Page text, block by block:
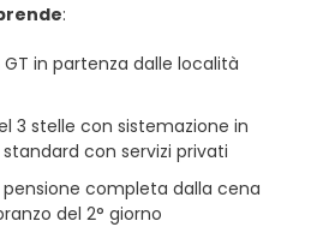
:
in partenza dalle località
3 stelle con sistemazione in
con servizi privati
completa dalla cena
del 2° giorno